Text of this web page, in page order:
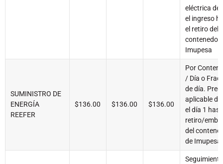
eléctrica
el ingreso
el retiro del
contenedor
Imupesa
SUMINISTRO DE
ENERGÍA
REEFER
$136.00 $136.00 $136.00
Por
/ Día o
de día.
aplicable
el día 1
retiro/
del
de Imupesa